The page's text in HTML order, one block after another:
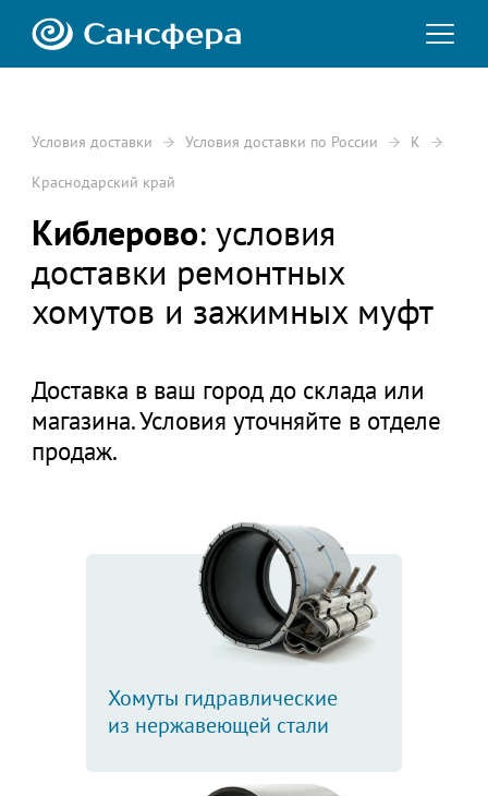
Условия доставки Условия доставки по России К
Краснодарский край
Киблерово: условия
доставки ремонтных
хомутов и зажимных муфт
Доставка в ваш город до склада или
магазина. Условия уточняйте в отделе
продаж.
Хомуты гидравлические
из нержавеющей стали